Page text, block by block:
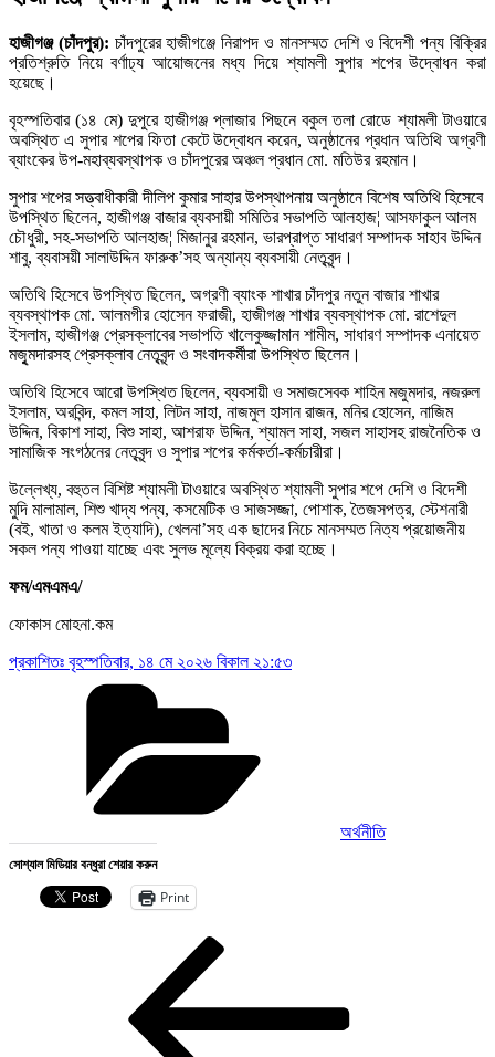
হাজীগঞ্জ (চাঁদপুর): চাঁদপুরের হাজীগঞ্জে নিরাপদ ও মানসম্মত দেশি ও বিদেশী পন্য বিক্রির
প্রতিশ্রুতি নিয়ে বর্ণাঢ্য আয়োজনের মধ্য দিয়ে শ্যামলী সুপার শপের উদ্বোধন করা
হয়েছে।
বৃহস্পতিবার (১৪ মে) দুপুরে হাজীগঞ্জ প্লাজার পিছনে বকুল তলা রোডে শ্যামলী টাওয়ারে
অবস্থিত এ সুপার শপের ফিতা কেটে উদ্বোধন করেন, অনুষ্ঠানের প্রধান অতিথি অগ্রণী
ব্যাংকের উপ-মহাব্যবস্থাপক ও চাঁদপুরের অঞ্চল প্রধান মো. মতিউর রহমান।
সুপার শপের সত্ত্বাধীকারী দীলিপ কুমার সাহার উপস্থাপনায় অনুষ্ঠানে বিশেষ অতিথি হিসেবে
উপস্থিত ছিলেন, হাজীগঞ্জ বাজার ব্যবসায়ী সমিতির সভাপতি আলহাজ¦ আসফাকুল আলম
চৌধুরী, সহ-সভাপতি আলহাজ¦ মিজানুর রহমান, ভারপ্রাপ্ত সাধারণ সম্পাদক সাহাব উদ্দিন
শাবু, ব্যবাসয়ী সালাউদ্দিন ফারুক’সহ অন্যান্য ব্যবসায়ী নেতৃবৃন্দ।
অতিথি হিসেবে উপস্থিত ছিলেন, অগ্রণী ব্যাংক শাখার চাঁদপুর নতুন বাজার শাখার
ব্যবস্থাপক মো. আলমগীর হোসেন ফরাজী, হাজীগঞ্জ শাখার ব্যবস্থাপক মো. রাশেদুল
ইসলাম, হাজীগঞ্জ প্রেসক্লাবের সভাপতি খালেকুজ্জামান শামীম, সাধারণ সম্পাদক এনায়েত
মজুৃমদারসহ প্রেসক্লাব নেতৃবৃন্দ ও সংবাদকর্মীরা উপস্থিত ছিলেন।
অতিথি হিসেবে আরো উপস্থিত ছিলেন, ব্যবসায়ী ও সমাজসেবক শাহিন মজুমদার, নজরুল
ইসলাম, অরবিন্দ, কমল সাহা, লিটন সাহা, নাজমুল হাসান রাজন, মনির হোসেন, নাজিম
উদ্দিন, বিকাশ সাহা, বিশু সাহা, আশরাফ উদ্দিন, শ্যামল সাহা, সজল সাহাসহ রাজনৈতিক ও
সামাজিক সংগঠনের নেতৃবৃন্দ ও সুপার শপের কর্মকর্তা-কর্মচারীরা।
উল্লেখ্য, বহুতল বিশিষ্ট শ্যামলী টাওয়ারে অবস্থিত শ্যামলী সুপার শপে দেশি ও বিদেশী
মুদি মালামাল, শিশু খাদ্য পন্য, কসমেটিক ও সাজসজ্জা, পোশাক, তৈজসপত্র, স্টেশনারী
(বই, খাতা ও কলম ইত্যাদি), খেলনা’সহ এক ছাদের নিচে মানসম্মত নিত্য প্রয়োজনীয়
সকল পন্য পাওয়া যাচ্ছে এবং সুলভ মূল্যে বিক্রয় করা হচ্ছে।
ফম/এমএমএ/
ফোকাস মোহনা.কম
প্রকাশিতঃ বৃহস্পতিবার, ১৪ মে ২০২৬ বিকাল ২১:৫৩
অর্থনীতি
সোশ্যাল মিডিয়ার বন্ধুরা শেয়ার করুন
Print